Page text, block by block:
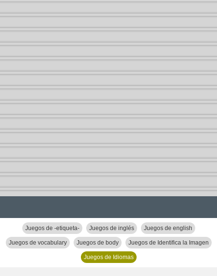
Juegos de -etiqueta- Juegos de inglés Juegos de english
Juegos de vocabulary Juegos de body Juegos de Identifica la Imagen
Juegos de Idiomas